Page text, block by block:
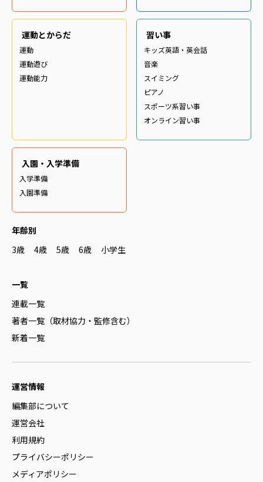
運動とからだ
運動
運動遊び
運動能力
習い事
キッズ英語・英会話
音楽
スイミング
ピアノ
スポーツ系習い事
オンライン習い事
入園・入学準備
入学準備
入園準備
年齢別
3歳
4歳 5歳 6歳 小学生
一覧
連載一覧
著者一覧（取材協力・監修含む）
新着一覧
運営情報
編集部について
運営会社
利用規約
プライバシーポリシー
メディアポリシー